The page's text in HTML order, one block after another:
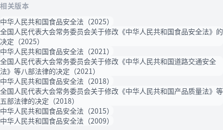
相关版本
中华人民共和国食品安全法（2025）
全国人民代表大会常务委员会关于修改《中华人民共和国食品安全法》的
决定（2025）
中华人民共和国食品安全法（2021）
全国人民代表大会常务委员会关于修改《中华人民共和国道路交通安全
法》等八部法律的决定（2021）
中华人民共和国食品安全法（2018）
全国人民代表大会常务委员会关于修改《中华人民共和国产品质量法》等
五部法律的决定（2018）
中华人民共和国食品安全法（2015）
中华人民共和国食品安全法（2009）